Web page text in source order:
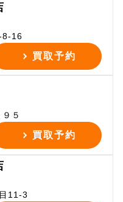
8-16
買取予約
５
買取予約
11-3